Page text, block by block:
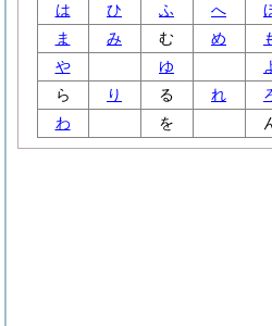
は
ひ ふ へ
ま
み む め
や
ゆ
ら
り る れ
わ
を